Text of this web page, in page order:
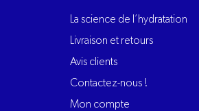
La science de l’hydratation
Livraison et retours
Avis clients
Contactez-nous !
Mon compte